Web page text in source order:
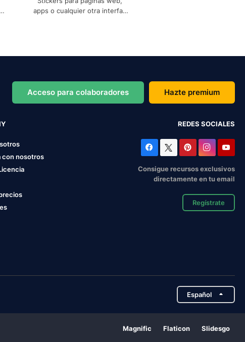
apps o cualquier otra interfaz
Acceso para colaboradores Hazte premium
con nosotros
REDES SOCIALES
Consigue recursos exclusivos
directamente en tu email
Regístrate
Español
Magnific Flaticon Slidesgo